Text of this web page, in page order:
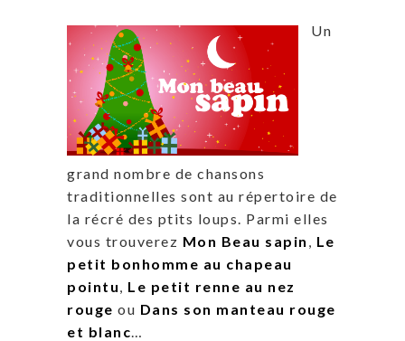
Un
grand nombre de chansons
traditionnelles sont au répertoire de
la récré des ptits loups. Parmi elles
vous trouverez Mon Beau sapin
Le
petit bonhomme au chapeau
pointu
Le petit renne au nez
rouge ou Dans son manteau rouge
et blanc